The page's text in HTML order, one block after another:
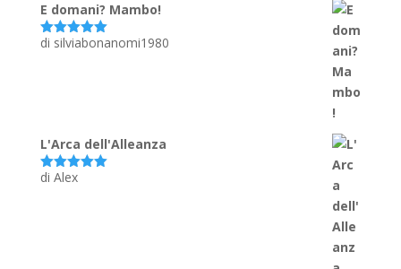
E domani? Mambo!
Valutato5
di silviabonanomi1980
L'Arca dell'Alleanza
Valutato
di Alex